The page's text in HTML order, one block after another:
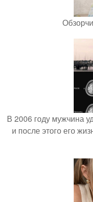
В 2006 году мужчина
и после этого его